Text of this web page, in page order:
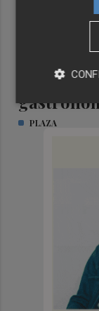
Formar
PLAZA